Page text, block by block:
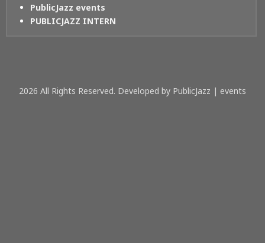
PublicJazz events
PUBLICJAZZ INTERN
2026 All Rights Reserved. Developed by PublicJazz | events